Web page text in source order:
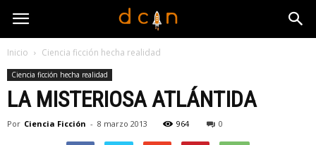
Inicio Ciencia ficción hecha realidad
Ciencia ficción hecha realidad
LA MISTERIOSA ATLÁNTIDA
Por Ciencia Ficción - 8 marzo 2013 964 0